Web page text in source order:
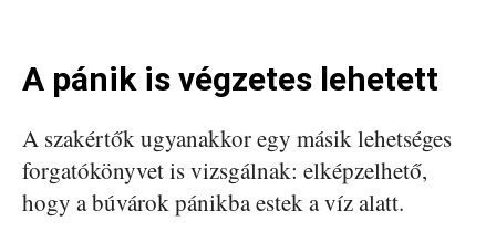
A pánik is végzetes lehetett
A szakértők ugyanakkor egy másik lehetséges
forgatókönyvet is vizsgálnak: elképzelhető,
hogy a búvárok pánikba estek a víz alatt.